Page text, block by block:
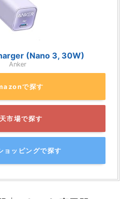
(Nano 3, 30W)
Anker
で探す
市場で探す
ョッピングで探す